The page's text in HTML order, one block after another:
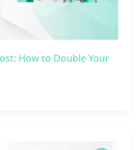
How to Double Your